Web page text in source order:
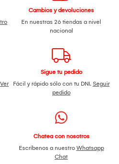
Cambios y devoluciones
En nuestras 26 tiendas a nivel
nacional
Ver
Sigue tu pedido
Fácil y rápido sólo con tu DNI. Seguir
pedido
Chatea con nosotros
Escríbenos a nuestro Whatsapp
Chat